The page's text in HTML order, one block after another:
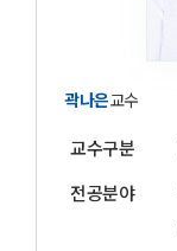
곽나은교수
교수구분
전공분야